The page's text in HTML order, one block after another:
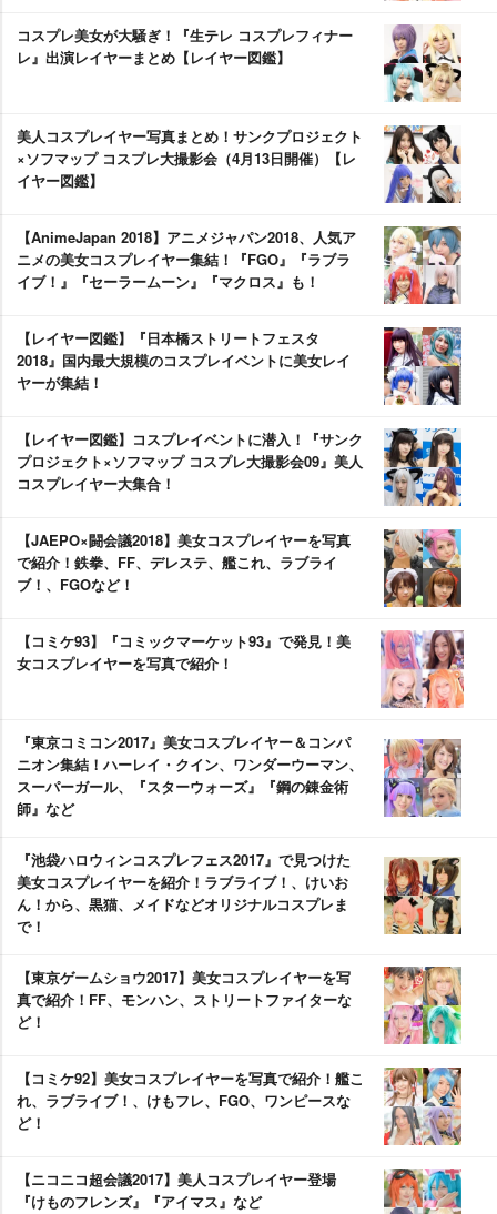
コスプレ美女が大騒ぎ！『生テレ コスプレフィナー
レ』出演レイヤーまとめ【レイヤー図鑑】
美人コスプレイヤー写真まとめ！サンクプロジェクト
×ソフマップ コスプレ大撮影会（4月13日開催）【レ
イヤー図鑑】
【AnimeJapan 2018】アニメジャパン2018、人気ア
ニメの美女コスプレイヤー集結！『FGO』『ラブラ
イブ！』『セーラームーン』『マクロス』も！
【レイヤー図鑑】『日本橋ストリートフェスタ
2018』国内最大規模のコスプレイベントに美女レイ
ヤーが集結！
【レイヤー図鑑】コスプレイベントに潜入！『サンク
プロジェクト×ソフマップ コスプレ大撮影会09』美人
コスプレイヤー大集合！
【JAEPO×闘会議2018】美女コスプレイヤーを写真
で紹介！鉄拳、FF、デレステ、艦これ、ラブライ
ブ！、FGOなど！
【コミケ93】『コミックマーケット93』で発見！美
女コスプレイヤーを写真で紹介！
『東京コミコン2017』美女コスプレイヤー＆コンパ
ニオン集結！ハーレイ・クイン、ワンダーウーマン、
スーパーガール、『スターウォーズ』『鋼の錬金術
師』など
『池袋ハロウィンコスプレフェス2017』で見つけた
美女コスプレイヤーを紹介！ラブライブ！、けいお
ん！から、黒猫、メイドなどオリジナルコスプレま
で！
【東京ゲームショウ2017】美女コスプレイヤーを写
真で紹介！FF、モンハン、ストリートファイターな
ど！
【コミケ92】美女コスプレイヤーを写真で紹介！艦こ
れ、ラブライブ！、けもフレ、FGO、ワンピースな
ど！
【ニコニコ超会議2017】美人コスプレイヤー登場
『けものフレンズ』『アイマス』など